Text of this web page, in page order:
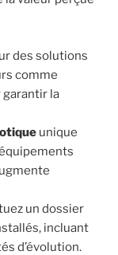
des solutions
comme
la
unique
un dossier
incluant
d’évolution.